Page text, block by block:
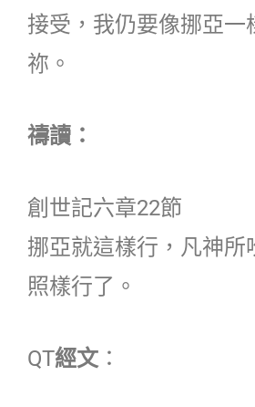
接受，我仍要像挪亞一
祢。
禱讀：
創世記六章22節
挪亞就這樣行，凡神所
照樣行了。
QT經文 ：